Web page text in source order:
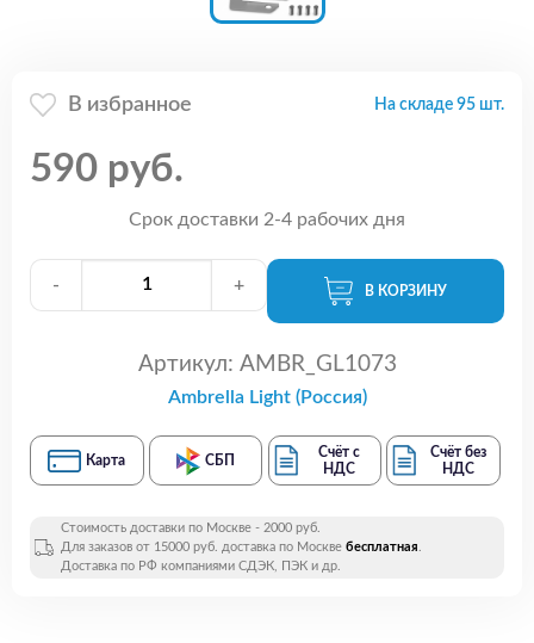
В избранное На складе 95 шт.
590 руб.
Срок доставки 2-4 рабочих дня
- + В КОРЗИНУ
Артикул: AMBR_GL1073
Ambrella Light (Россия)
Карта СБП
Счёт с
НДС
Счёт без
НДС
Стоимость доставки по Москве - 2000 руб.
Для заказов от 15000 руб. доставка по Москве бесплатная.
Доставка по РФ компаниями СДЭК, ПЭК и др.